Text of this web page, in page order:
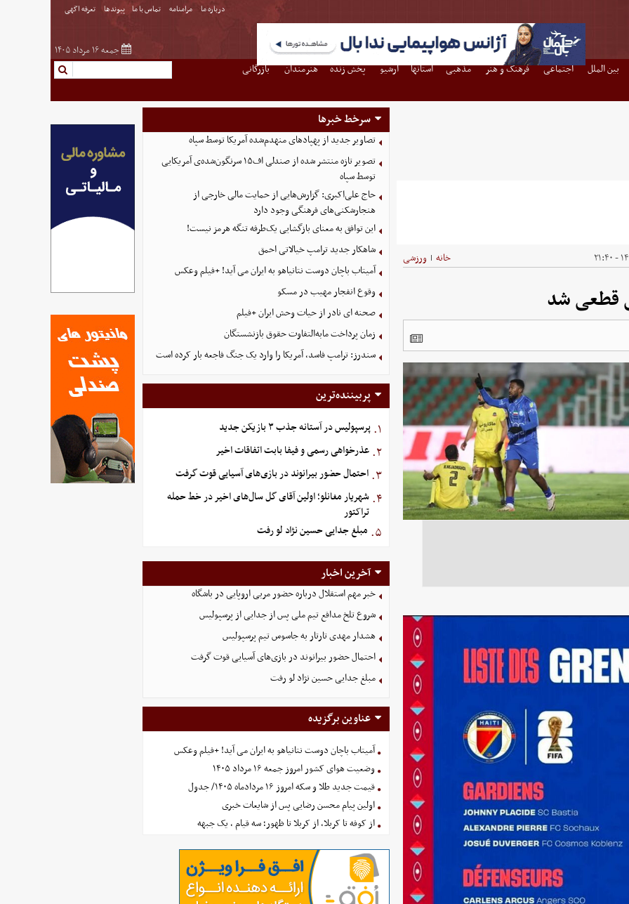
درباره ما مرامنامه تماس با ما پیوندها تعرفه اگهی
جمعه ۱۶ مرداد ۱۴۰۵
بین الملل اجتماعی فرهنگ و هنر مذهبی استانها آرشیو پخش زنده هنرمندان بازرگانی
خانه | ورزشی
قطعی شد
سرخط خبرها
تصاویر جدید از پهپادهای منهدم‌شده آمریکا توسط سپاه
تصویر تازه منتشر شده از صندلی اف۱۵ سرنگون‌شده‌ی آمریکایی
توسط سپاه
حاج علی‌اکبری: گزارش‌هایی از حمایت مالی خارجی از
هنجارشکنی‌های فرهنگی وجود دارد
این توافق به معنای بازگشایی یک‌طرفه تنگه هرمز نیست!
شاهکار جدید ترامپ خیالاتی احمق
آمیتاب باچان دوست نتانیاهو به ایران می آید! +فیلم وعکس
وقوع انفجار مهیب در مسکو
صحنه ای نادر از حیات وحش ایران +فیلم
زمان پرداخت مابه‌التفاوت حقوق بازنشستگان
سندرز: ترامپ فاسد، آمریکا را وارد یک جنگ فاجعه بار کرده است
پربیننده‌ترین
۱. پرسپولیس در آستانه جذب ۳ بازیکن جدید
۲. عذرخواهی رسمی و فیفا بابت اتفاقات اخیر
۳. احتمال حضور بیرانوند در بازی‌های آسیایی قوت گرفت
۴. شهریار مغانلو؛ اولین آقای گل سال‌های اخیر در خط حمله
تراکتور
۵. مبلغ جدایی حسین نژاد لو رفت
آخرین اخبار
خبر مهم استقلال درباره حضور مربی اروپایی در باشگاه
شروع تلخ مدافع تیم ملی پس از جدایی از پرسپولیس
هشدار مهدی تارتار به جاسوس تیم پرسپولیس
احتمال حضور بیرانوند در بازی‌های آسیایی قوت گرفت
مبلغ جدایی حسین نژاد لو رفت
عناوین برگزیده
آمیتاب باچان دوست نتانیاهو به ایران می آید! +فیلم وعکس
وضعیت هوای کشور امروز جمعه ۱۶ مرداد ۱۴۰۵
قیمت جدید طلا و سکه امروز ۱۶ مردادماه ۱۴۰۵/ جدول
اولین پیام محسن رضایی پس از شایعات خبری
از کوفه تا کربلا، از کربلا تا ظهور؛ سه قیام ، یک جبهه